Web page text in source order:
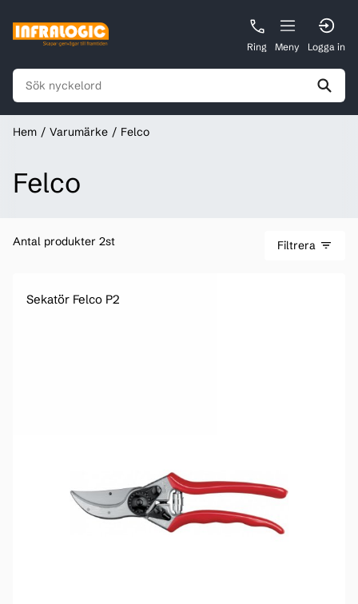
Ring Meny Logga in
Hem Varumärke Felco
Felco
Antal produkter 2st Filtrera
Sekatör Felco P2